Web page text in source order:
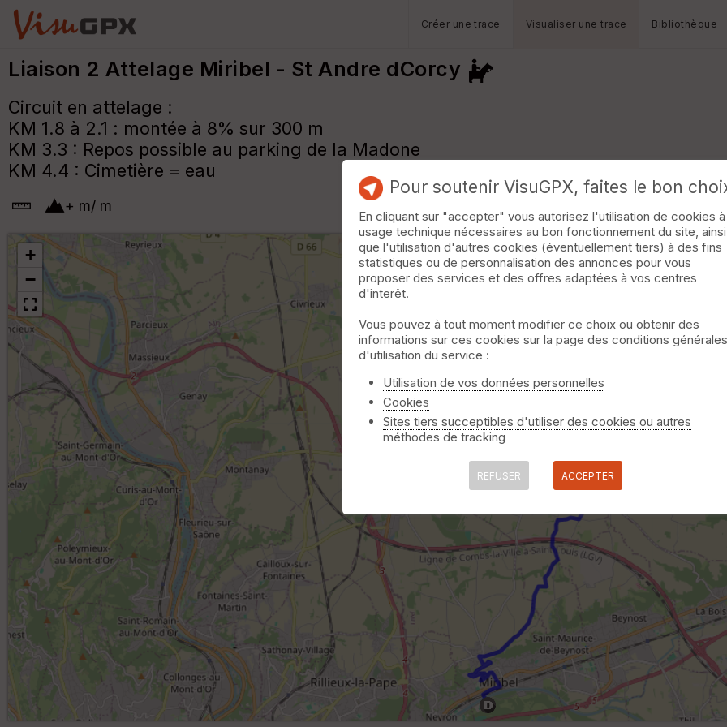
Créer une trace Visualiser une trace Bibliothèque
Liaison 2 Attelage Miribel - St Andre dCorcy
Circuit en attelage :
KM 1.8 à 2.1 : montée à 8% sur 300 m
KM 3.3 : Repos possible au parking de la Madone
KM 4.4 : Cimetière = eau
+ m/ m
+
−
Pour soutenir VisuGPX, faites le bon
En cliquant sur "accepter" vous autorisez l'utilisation de cookies à
usage technique nécessaires au bon fonctionnement du site, ainsi
que l'utilisation d'autres cookies (éventuellement tiers) à des fins
statistiques ou de personnalisation des annonces pour vous
proposer des services et des offres adaptées à vos centres
d'interêt.
Vous pouvez à tout moment modifier ce choix ou obtenir des
informations sur ces cookies sur la page des conditions générales
d'utilisation du service :
Utilisation de vos données personnelles
Cookies
Sites tiers succeptibles d'utiliser des cookies ou autres
méthodes de tracking
REFUSER ACCEPTER